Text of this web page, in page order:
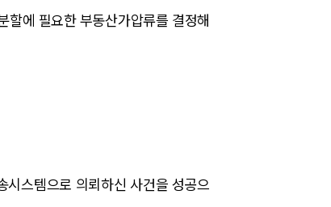
AI대륜
이혼 법률정보
할에 필요한 부동산가압류를 결정해
스템으로 의뢰하신 사건을 성공으